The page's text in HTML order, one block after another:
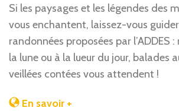
Si les paysages et les légendes des
vous enchantent, laissez-vous
randonnées proposées par l’ADDES
la lune ou à la lueur du jour, balades
veillées contées vous attendent !
En savoir +